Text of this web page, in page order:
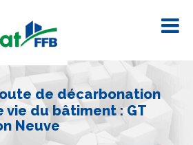
de décarbonation
vie du bâtiment : GT
Neuve